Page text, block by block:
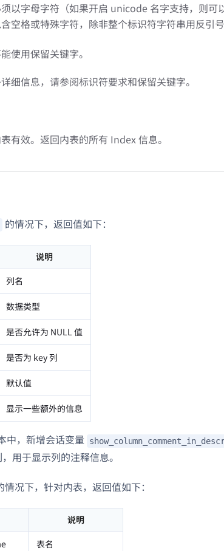
以字母字符（如果开启 unicode 名字支持，则可
空格或特殊字符，除非整个标识符字符串用反引
使用保留关键字。
细信息，请参阅标识符要求和保留关键字。
有效。返回内表的所有 Index 信息。
的情况下，返回值如下：
说明
列名
数据类型
是否允许为 NULL 值
是否为 key 列
默认值
显示一些额外的信息
中，新增会话变量
用于显示列的注释信息。
情况下，针对内表，返回值如下：
说明
表名